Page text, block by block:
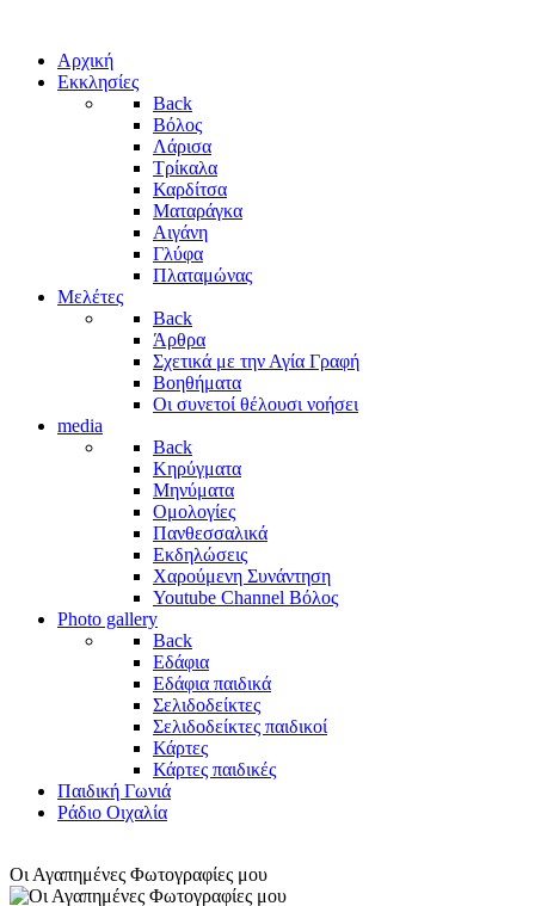
Αρχική
Εκκλησίες
Back
Βόλος
Λάρισα
Τρίκαλα
Καρδίτσα
Ματαράγκα
Αιγάνη
Γλύφα
Πλαταμώνας
Μελέτες
Back
Άρθρα
Σχετικά με την Αγία Γραφή
Βοηθήματα
Οι συνετοί θέλουσι νοήσει
media
Back
Κηρύγματα
Μηνύματα
Ομολογίες
Πανθεσσαλικά
Εκδηλώσεις
Χαρούμενη Συνάντηση
Youtube Channel Βόλος
Photo gallery
Back
Εδάφια
Εδάφια παιδικά
Σελιδοδείκτες
Σελιδοδείκτες παιδικοί
Κάρτες
Κάρτες παιδικές
Παιδική Γωνιά
Ράδιο Οιχαλία
Οι Αγαπημένες Φωτογραφίες μου